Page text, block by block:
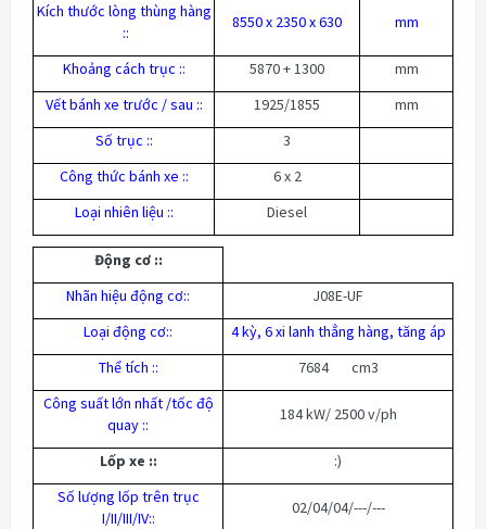
Kích thước lòng thùng hàng
::
8550 x 2350 x 630 mm
Khoảng cách trục :: 5870 + 1300
mm
Vết bánh xe trước / sau :: 1925/1855
mm
Số trục ::
3
Công thức bánh xe ::
6 x 2
Loại nhiên liệu :: Diesel
Động cơ ::
Nhãn hiệu động cơ::
J08E-UF
Loại động cơ::
4 kỳ, 6 xi lanh thẳng hàng, tăng áp
Thể tích ::
7684 cm3
Công suất lớn nhất /tốc độ
quay ::
184 kW/ 2500 v/ph
Lốp xe ::
:)
Số lượng lốp trên trục
I/II/III/IV::
02/04/04/---/---